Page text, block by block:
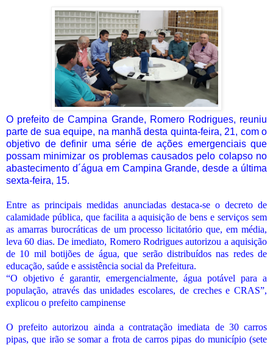
O prefeito de Campina Grande, Romero Rodrigues, reuniu
parte de sua equipe, na manhã desta quinta-feira, 21, com o
objetivo de definir uma série de ações emergenciais que
possam minimizar os problemas causados pelo colapso no
abastecimento d´água em Campina Grande, desde a última
sexta-feira, 15.
Entre as principais medidas anunciadas destaca-se o decreto de
calamidade pública, que facilita a aquisição de bens e serviços sem
as amarras burocráticas de um processo licitatório que, em média,
leva 60 dias. De imediato, Romero Rodrigues autorizou a aquisição
de 10 mil botijões de água, que serão distribuídos nas redes de
educação, saúde e assistência social da Prefeitura.
“O objetivo é garantir, emergencialmente, água potável para a
população, através das unidades escolares, de creches e CRAS”,
explicou o prefeito campinense
O prefeito autorizou ainda a contratação imediata de 30 carros
pipas, que irão se somar a frota de carros pipas do município (sete